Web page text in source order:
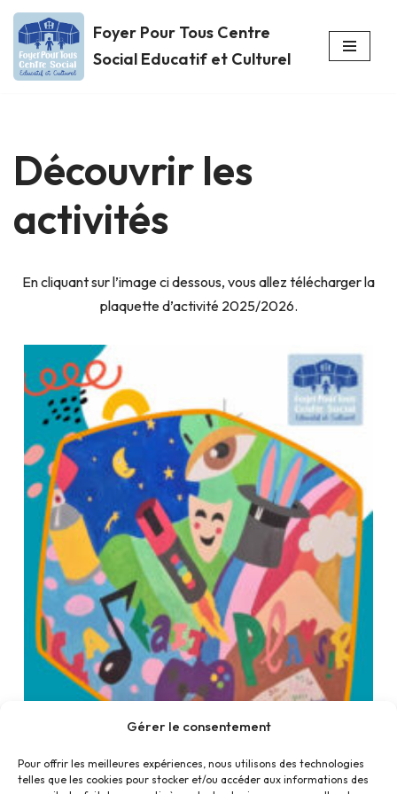
Gérer le consentement
Pour offrir les meilleures expériences, nous utilisons des technologies
telles que les cookies pour stocker et/ou accéder aux informations des
Aller
au
Foyer Pour Tous Centre
Social Educatif et Culturel
Découvrir les
activités
En cliquant sur l’image ci dessous, vous allez télécharger la
plaquette d’activité 2025/2026.